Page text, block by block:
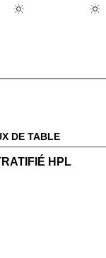
DE TABLE
HPL